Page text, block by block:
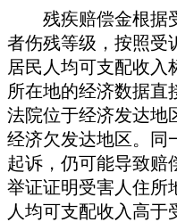
残疾赔偿金根据
者伤残等级，按照受
居民人均可支配收入
所在地的经济数据直
法院位于经济发达地
经济欠发达地区。
同
起诉， 仍可能导致赔
举证证明受害人住所
人均可支配收入高